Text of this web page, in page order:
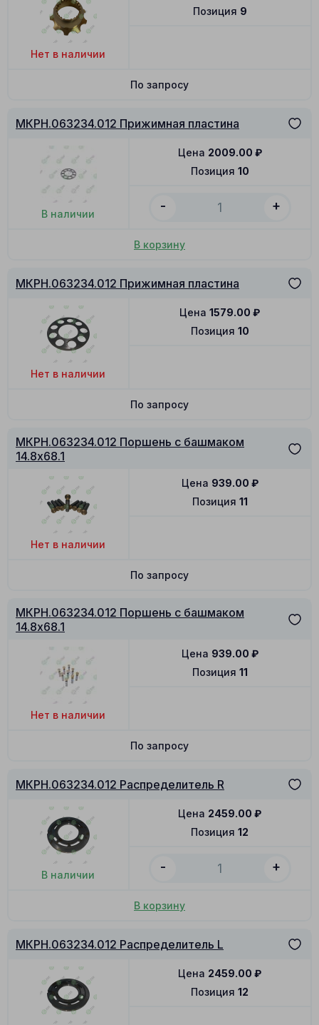
Нет в наличии
Позиция 9
По запросу
МКРН.063234.012 Прижимная пластина
В наличии
Позиция 10
Цена 2009.00 ₽
- +
В корзину
МКРН.063234.012 Прижимная пластина
Нет в наличии
Позиция 10
Цена 1579.00 ₽
По запросу
МКРН.063234.012 Поршень с башмаком
14.8x68.1
Нет в наличии
Позиция 11
Цена 939.00 ₽
По запросу
МКРН.063234.012 Поршень с башмаком
14.8x68.1
Нет в наличии
Позиция 11
Цена 939.00 ₽
По запросу
МКРН.063234.012 Распределитель R
В наличии
Позиция 12
Цена 2459.00 ₽
- +
В корзину
МКРН.063234.012 Распределитель L
Позиция 12
Цена 2459.00 ₽